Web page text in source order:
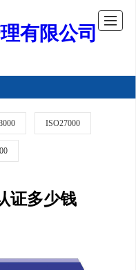
有限公司
ISO27000
证多少钱